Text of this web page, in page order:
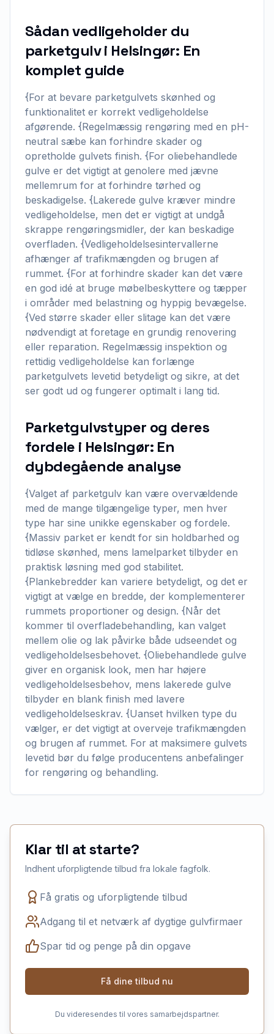
Sådan vedligeholder du
parketgulv i Helsingør: En
komplet guide
{For at bevare parketgulvets skønhed og
funktionalitet er korrekt vedligeholdelse
afgørende. {Regelmæssig rengøring med en pH-
neutral sæbe kan forhindre skader og
opretholde gulvets finish. {For oliebehandlede
gulve er det vigtigt at genolere med jævne
mellemrum for at forhindre tørhed og
beskadigelse. {Lakerede gulve kræver mindre
vedligeholdelse, men det er vigtigt at undgå
skrappe rengøringsmidler, der kan beskadige
overfladen. {Vedligeholdelsesintervallerne
afhænger af trafikmængden og brugen af
rummet. {For at forhindre skader kan det være
en god idé at bruge møbelbeskyttere og tæpper
i områder med belastning og hyppig bevægelse.
{Ved større skader eller slitage kan det være
nødvendigt at foretage en grundig renovering
eller reparation. Regelmæssig inspektion og
rettidig vedligeholdelse kan forlænge
parketgulvets levetid betydeligt og sikre, at det
ser godt ud og fungerer optimalt i lang tid.
Parketgulvstyper og deres
fordele i Helsingør: En
dybdegående analyse
{Valget af parketgulv kan være overvældende
med de mange tilgængelige typer, men hver
type har sine unikke egenskaber og fordele.
{Massiv parket er kendt for sin holdbarhed og
tidløse skønhed, mens lamelparket tilbyder en
praktisk løsning med god stabilitet.
{Plankebredder kan variere betydeligt, og det er
vigtigt at vælge en bredde, der komplementerer
rummets proportioner og design. {Når det
kommer til overfladebehandling, kan valget
mellem olie og lak påvirke både udseendet og
vedligeholdelsesbehovet. {Oliebehandlede gulve
giver en organisk look, men har højere
vedligeholdelsesbehov, mens lakerede gulve
tilbyder en blank finish med lavere
vedligeholdelseskrav. {Uanset hvilken type du
vælger, er det vigtigt at overveje trafikmængden
og brugen af rummet. For at maksimere gulvets
levetid bør du følge producentens anbefalinger
for rengøring og behandling.
Klar til at starte?
Indhent uforpligtende tilbud fra lokale fagfolk.
Få gratis og uforpligtende tilbud
Adgang til et netværk af dygtige gulvfirmaer
Spar tid og penge på din opgave
Få dine tilbud nu
Du videresendes til vores samarbejdspartner.